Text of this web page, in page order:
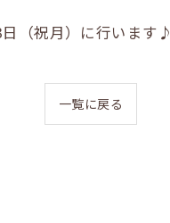
（祝月）に行います♪
一覧に戻る